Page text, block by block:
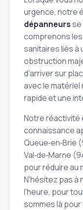
urgence, notre
dépanneursse
comprenons
sanitaires liés à
obstruction
d'arriver sur
avec le
rapide et une
Notre réactivité
connaissance
Queue‑en‑Brie
Val‑de‑Marne
pour réduire au
N'hésitez pas à
l'heure, pour
sommes là